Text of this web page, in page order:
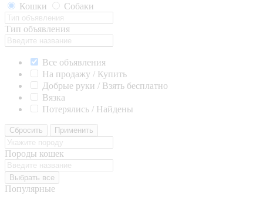
Кошки
Собаки
Тип объявления
Все объявления
На продажу / Купить
Добрые руки / Взять бесплатно
Вязка
Потерялись / Найдены
Сбросить Применить
Породы кошек
Выбрать все
Популярные